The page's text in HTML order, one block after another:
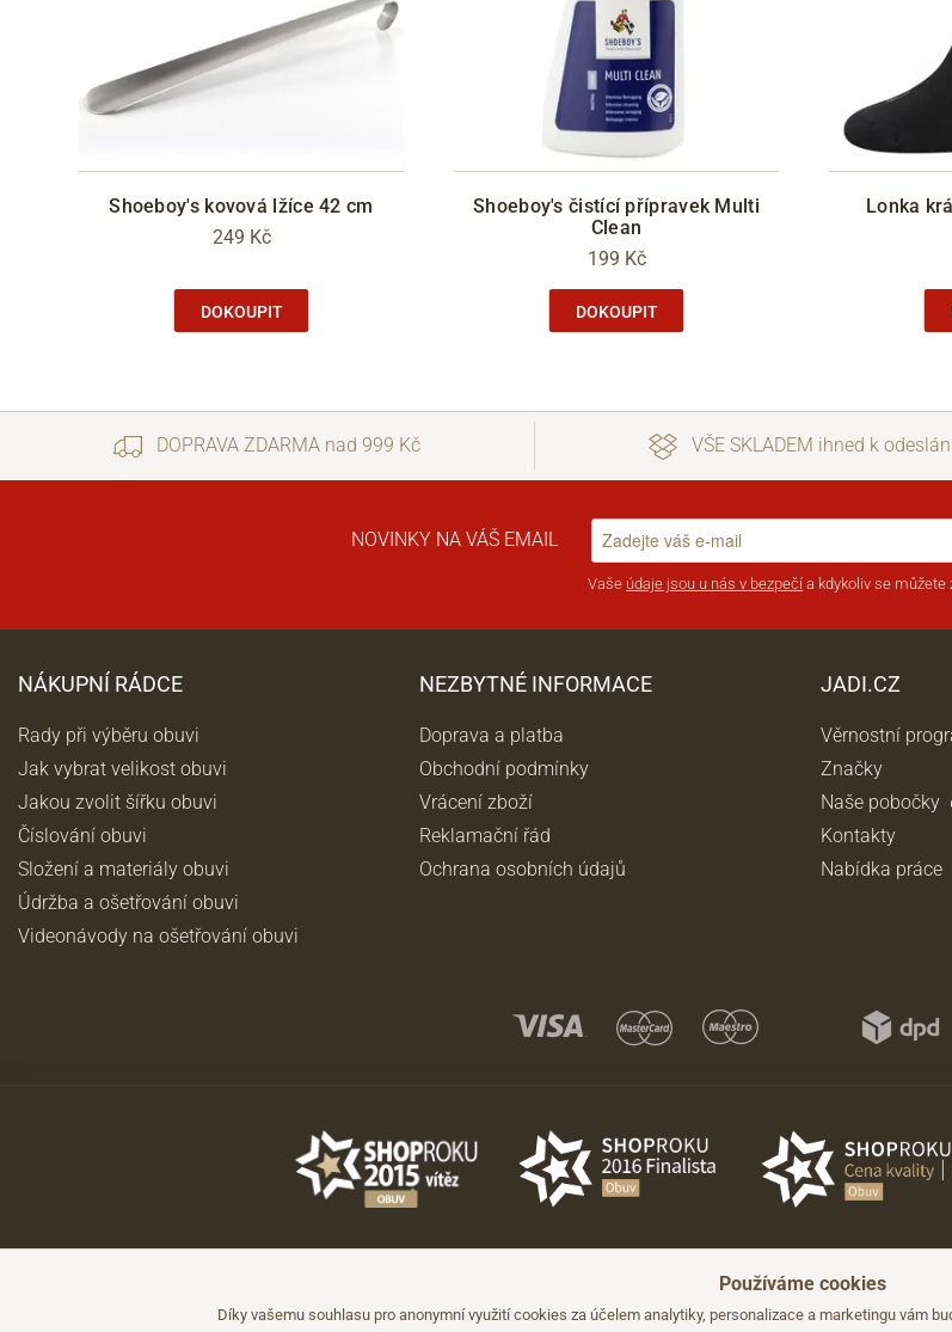
Shoeboy's kovová lžíce 42 cm
249 Kč
DOKOUPIT
Shoeboy's čistící přípravek Multi
Clean
199 Kč
DOKOUPIT
Lonka
DOPRAVA ZDARMA nad 999 Kč VŠE SKLADEM ihned k
NOVINKY NA VÁŠ EMAIL
Vaše údaje jsou u nás v bezpečí a kdykoliv se můžete
NÁKUPNÍ RÁDCE
Rady při výběru obuvi
Jak vybrat velikost obuvi
Jakou zvolit šířku obuvi
Číslování obuvi
Složení a materiály obuvi
Údržba a ošetřování obuvi
Videonávody na ošetřování obuvi
NEZBYTNÉ INFORMACE
Doprava a platba
Obchodní podmínky
Vrácení zboží
Reklamační řád
Ochrana osobních údajů
JADI.CZ
Věrnostní
Značky
Naše pobočky
Kontakty
Nabídka práce
Simplia.cz.
Používáme cookies
Díky vašemu souhlasu pro anonymní využití cookies za účelem analytiky, personalizace a marketingu vám